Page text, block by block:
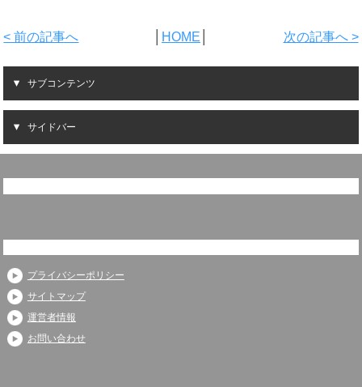
< 前の記事へ HOME 次の記事へ >
サブコンテンツ
サイドバー
プライバシーポリシー
サイトマップ
運営者情報
お問い合わせ